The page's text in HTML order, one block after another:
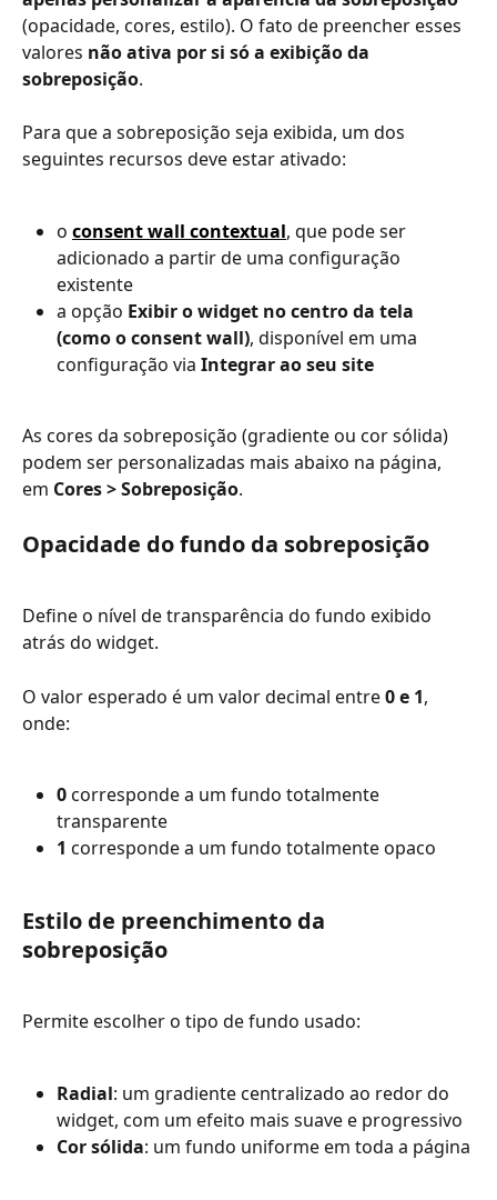
(opacidade, cores, estilo). O fato de preencher esses
valores não ativa por si só a exibição da
sobreposição.
Para que a sobreposição seja exibida, um dos
seguintes recursos deve estar ativado:
o consent wall contextual, que pode ser
adicionado a partir de uma configuração
existente
a opção Exibir o widget no centro da tela
(como o consent wall), disponível em uma
configuração via Integrar ao seu site
As cores da sobreposição (gradiente ou cor sólida)
podem ser personalizadas mais abaixo na página,
em Cores > Sobreposição.
Opacidade do fundo da sobreposição
Define o nível de transparência do fundo exibido
atrás do widget.
O valor esperado é um valor decimal entre 0 e 1,
onde:
0 corresponde a um fundo totalmente
transparente
1 corresponde a um fundo totalmente opaco
Estilo de preenchimento da
sobreposição
Permite escolher o tipo de fundo usado:
Radial: um gradiente centralizado ao redor do
widget, com um efeito mais suave e progressivo
Cor sólida: um fundo uniforme em toda a página